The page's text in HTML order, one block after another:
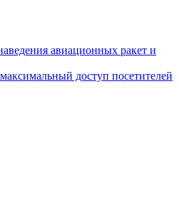
авиационных ракет и
доступ посетителей